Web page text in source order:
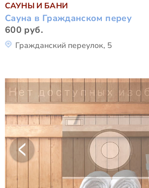
САУНЫ И БАНИ
Сауна в Гражданском переу
600 руб.
Гражданский переулок, 5